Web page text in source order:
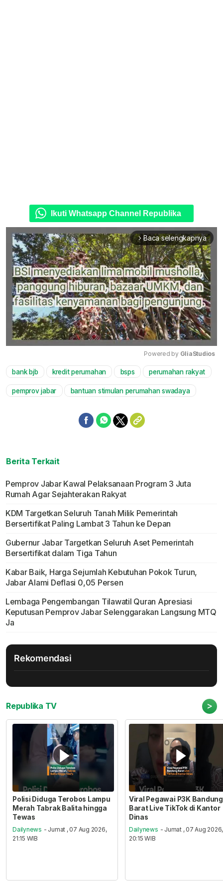
Ikuti Whatsapp Channel Republika
arrow_forward_ios Baca selengkapnya
Mute
Powered by GliaStudios
bank bjb kredit perumahan bsps perumahan rakyat
pemprov jabar bantuan stimulan perumahan swadaya
Berita Terkait
Pemprov Jabar Kawal Pelaksanaan Program 3 Juta
Rumah Agar Sejahterakan Rakyat
KDM Targetkan Seluruh Tanah Milik Pemerintah
Bersertifikat Paling Lambat 3 Tahun ke Depan
Gubernur Jabar Targetkan Seluruh Aset Pemerintah
Bersertifikat dalam Tiga Tahun
Kabar Baik, Harga Sejumlah Kebutuhan Pokok Turun,
Jabar Alami Deflasi 0,05 Persen
Lembaga Pengembangan Tilawatil Quran Apresiasi
Keputusan Pemprov Jabar Selenggarakan Langsung MTQ
Ja
Rekomendasi
Republika TV >
Polisi Diduga Terobos Lampu
Merah Tabrak Balita hingga
Tewas
Dailynews - Jumat , 07 Aug 2026,
21:15 WIB
Viral Pegawai P3K Bandung
Barat Live TikTok di Kantor
Dinas
Dailynews - Jumat , 07 Aug 2026,
20:15 WIB